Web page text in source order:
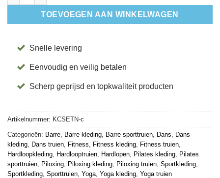
TOEVOEGEN AAN WINKELWAGEN
Snelle levering
Eenvoudig en veilig betalen
Scherp geprijsd en topkwaliteit producten
Artikelnummer: KCSETN-c
Categorieën: Barre Barre kleding Barre sporttruien Dans
Dans
kleding
Dans truien Fitness Fitness kleding Fitness truien
Hardloopkleding
Hardlooptruien Hardlopen Pilates kleding
Pilates
sporttruien
Piloxing Piloxing kleding Piloxing truien Sportkleding
Sportkleding Sporttruien Yoga Yoga kleding Yoga truien